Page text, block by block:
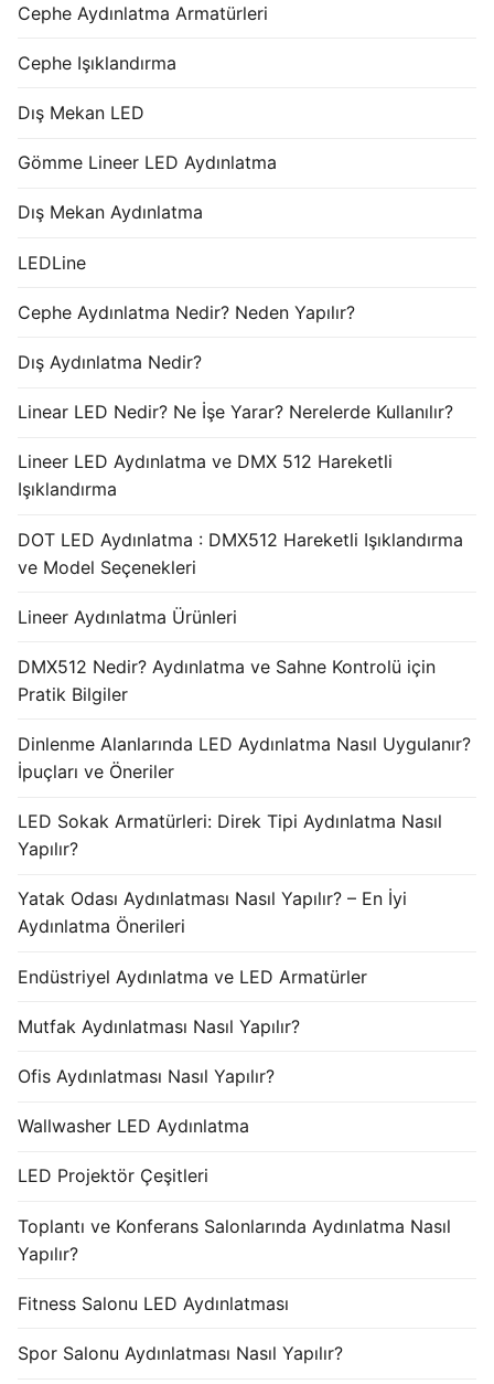
Cephe Aydınlatma Armatürleri
Cephe Işıklandırma
Dış Mekan LED
Gömme Lineer LED Aydınlatma
Dış Mekan Aydınlatma
LEDLine
Cephe Aydınlatma Nedir? Neden Yapılır?
Dış Aydınlatma Nedir?
Linear LED Nedir? Ne İşe Yarar? Nerelerde Kullanılır?
Lineer LED Aydınlatma ve DMX 512 Hareketli
Işıklandırma
DOT LED Aydınlatma : DMX512 Hareketli Işıklandırma
ve Model Seçenekleri
Lineer Aydınlatma Ürünleri
DMX512 Nedir? Aydınlatma ve Sahne Kontrolü için
Pratik Bilgiler
Dinlenme Alanlarında LED Aydınlatma Nasıl Uygulanır?
İpuçları ve Öneriler
LED Sokak Armatürleri: Direk Tipi Aydınlatma Nasıl
Yapılır?
Yatak Odası Aydınlatması Nasıl Yapılır? – En İyi
Aydınlatma Önerileri
Endüstriyel Aydınlatma ve LED Armatürler
Mutfak Aydınlatması Nasıl Yapılır?
Ofis Aydınlatması Nasıl Yapılır?
Wallwasher LED Aydınlatma
LED Projektör Çeşitleri
Toplantı ve Konferans Salonlarında Aydınlatma Nasıl
Yapılır?
Fitness Salonu LED Aydınlatması
Spor Salonu Aydınlatması Nasıl Yapılır?